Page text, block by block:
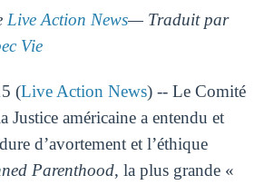
Live Action News— Traduit par
Vie
(Live Action News) -- Le Comité
Justice américaine a entendu et
d’avortement et l’éthique
Parenthood, la plus grande «